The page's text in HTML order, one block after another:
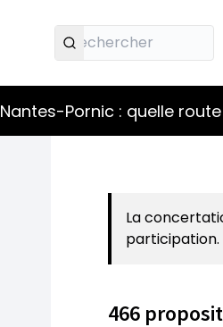
Nantes-Pornic : quelle
La
participation.
466